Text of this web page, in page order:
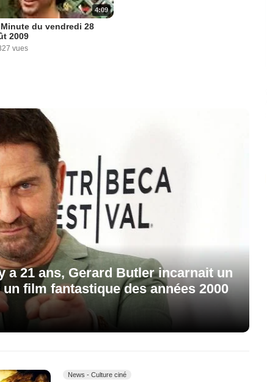
4:09
du vendredi 28
2009
vues
a 21 ans, Gerard Butler incarnait un
film fantastique des années 2000
News - Culture ciné